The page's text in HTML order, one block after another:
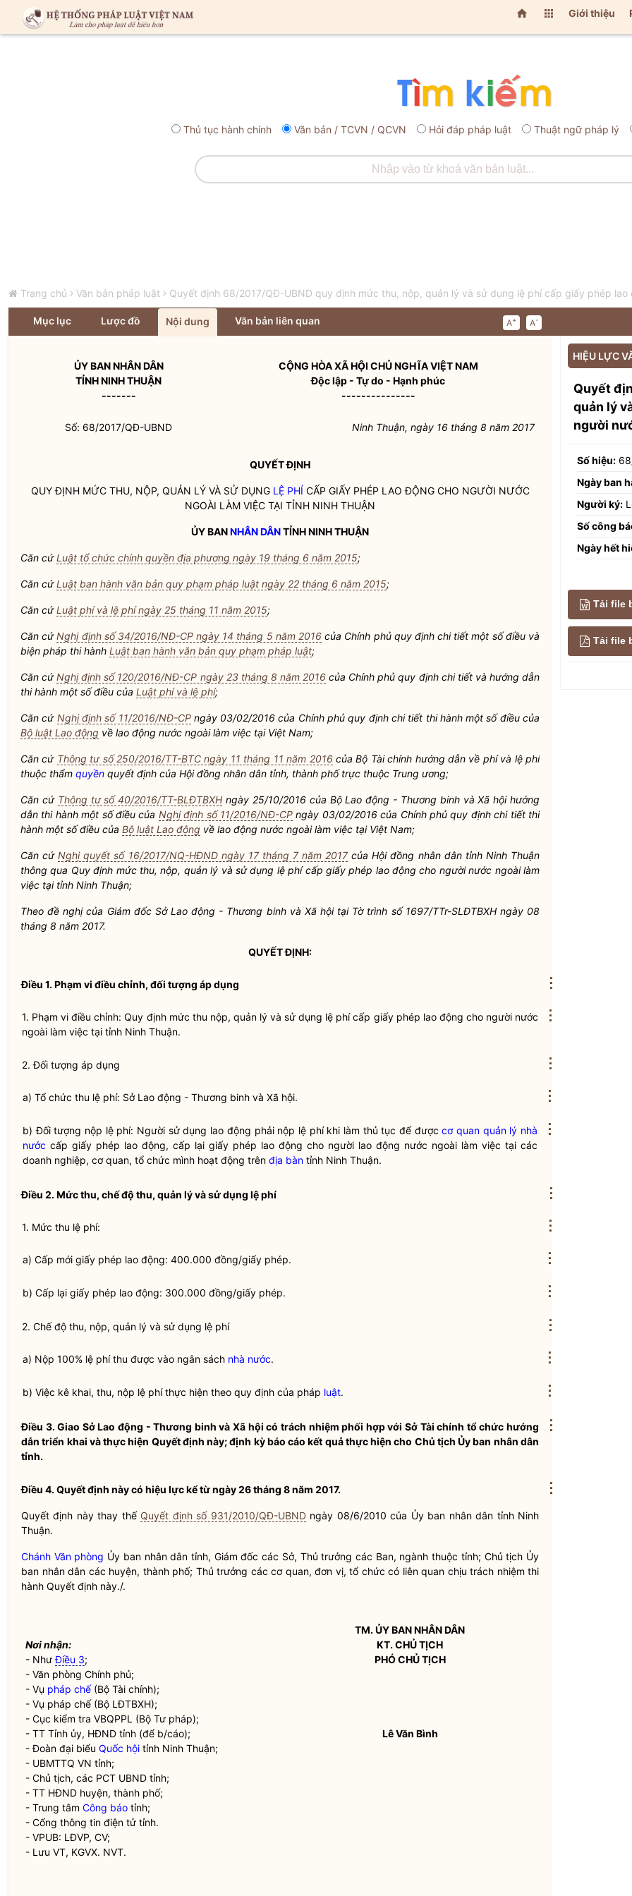
  Giới thiệu
Thủ tục hành chính Văn bản / TCVN / QCVN Hỏi đáp pháp luật Thuật ngữ pháp lý
Trang chủ Văn bản pháp luật Quyết định 68/2017/QĐ-UBND quy định mức thu, nộp, quản lý và sử dụng lệ phí cấp giấy phép
Mục lục Lược đồ Nội dung Văn bản liên quan A+ A-
ỦY BANNHÂN DÂN
TỈNH NINH THUẬN
-------
CỘNG HÒA XÃ HỘI CHỦ NGHĨA VIỆT NAM
Độc lập - Tự do - Hạnh phúc
---------------
Số: 68/2017/QĐ-UBND Ninh Thuận, ngày 16 tháng 8 năm 2017
QUYẾT ĐỊNH
QUY ĐỊNH MỨC THU, NỘP, QUẢN LÝ VÀ SỬ DỤNG LỆ PHÍ CẤP GIẤY PHÉP LAO ĐỘNG CHO NGƯỜI NƯỚC
NGOÀI LÀM VIỆC TẠI TỈNH NINH THUẬN
ỦY BANNHÂN DÂNTỈNH NINH THUẬN
Căn cứLuật tổ chức chính quyền địa phương ngày 19 tháng 6 năm 2015;
Căn cứLuật ban hành văn bản quy phạm pháp luật ngày 22 tháng 6 năm 2015;
Căn cứLuật phí và lệ phí ngày 25 tháng 11 năm 2015;
Căn cứNghị định số 34/2016/NĐ-CP ngày 14 tháng 5 năm 2016 của Chính phủ quy định chi tiết một số điều và
biện pháp thi hành Luật ban hành văn bản quy phạm pháp luật;
Căn cứNghị định số 120/2016/NĐ-CP ngày 23 tháng 8 năm 2016 của Chính phủ quy định chi tiết và hướng dẫn
thi hành một số điều của Luật phí và lệ phí;
Căn cứ Nghị định số 11/2016/NĐ-CPngày 03/02/2016 của Chính phủ quy định chi tiết thi hành một số điều của
Bộ luật Lao động về lao động nước ngoài làm việc tại Việt Nam;
Căn cứ Thông tư số 250/2016/TT-BTC ngày 11 tháng 11 năm 2016của Bộ Tài chính hướng dẫn về phí và lệ phí
thuộc thẩm quyền quyết định của Hội đồng nhân dân tỉnh, thành phố trực thuộc Trung ương;
Căn cứ Thông tư số 40/2016/TT-BLĐTBXH ngày 25/10/2016 của Bộ Lao động - Thương binh và Xã hội hướng
dẫn thi hành một số điều của Nghị định số 11/2016/NĐ-CP ngày 03/02/2016 của Chính phủ quy định chi tiết thi
hành một số điều của Bộ luật Lao động về lao động nước ngoài làm việc tại Việt Nam;
Căn cứNghị quyết số 16/2017/NQ-HĐND ngày 17 tháng 7 năm 2017của Hội đồng nhân dântỉnh Ninh Thuận
thông qua Quy định mức thu, nộp, quản lý và sử dụng lệ phícấp giấy phép lao động cho người nước ngoài làm
việc tại tỉnh Ninh Thuận;
Theo đề nghị của Giám đốc Sở Lao động - Thương binh và Xã hội tại Tờ trình số 1697/TTr-SLĐTBXH ngày 08
tháng 8 năm 2017.
QUYẾT ĐỊNH:
Điều 1. Phạm vi điều chỉnh, đối tượng áp dụng
1. Phạm vi điều chỉnh: Quy định mức thu nộp, quản lý và sử dụng lệ phícấp giấy phép lao động cho người nước
ngoài làm việc tại tỉnh Ninh Thuận.
2. Đối tượng áp dụng
a) Tổ chức thu lệ phí: Sở Lao động - Thương binh và Xã hội.
b) Đối tượng nộp lệ phí: Người sử dụng lao động phải nộp lệ phíkhi làm thủ tục để đượccơ quan quản lý nhà
nước cấp giấy phép lao động, cấp lại giấy phép lao động cho người lao động nước ngoài làm việc tại các
doanh nghiệp, cơ quan, tổ chức mình hoạt động trên địa bàn tỉnh Ninh Thuận.
Điều 2. Mức thu, chế độ thu, quản lý và sử dụng lệ phí
1. Mức thu lệ phí:
a) Cấp mới giấy phép lao động: 400.000 đồng/giấy phép.
b) Cấp lại giấy phép lao động: 300.000 đồng/giấy phép.
2. Chế độ thu, nộp, quản lý và sử dụng lệ phí
a) Nộp 100% lệ phíthu được vào ngân sách nhà nước.
b) Việc kê khai, thu, nộp lệ phíthực hiện theo quy định của pháp luật.
Điều 3.Giao Sở Lao động - Thương binh và Xã hội có trách nhiệm phối hợp với Sở Tài chính tổ chức hướng
dẫn triển khai và thực hiện Quyết định này; định kỳ báo cáo kết quả thực hiện cho Chủ tịch Ủy ban nhân dân
tỉnh.
Điều 4.Quyết định này có hiệu lực kể từ ngày 26 tháng 8 năm 2017.
Quyết định này thay thế Quyết định số 931/2010/QĐ-UBNDngày 08/6/2010 của Ủy ban nhân dân tỉnh Ninh
Thuận.
Chánh Văn phòng Ủy ban nhân dân tỉnh, Giám đốc các Sở, Thủ trưởng các Ban, ngành thuộc tỉnh; Chủ tịch Ủy
ban nhân dân các huyện, thành phố; Thủ trưởng các cơ quan, đơn vị, tổ chức có liên quan chịu trách nhiệm thi
hành Quyết định này./.
Nơi nhận:
- NhưĐiều 3;
- Văn phòng Chính phủ;
- Vụ pháp chế(Bộ Tài chính);
- Vụ pháp chế(Bộ LĐTBXH);
- Cục kiểm tra VBQPPL (Bộ Tư pháp);
- TT Tỉnh ủy, HĐND tỉnh (để b/cáo);
- Đoàn đại biểuQuốc hội tỉnh Ninh Thuận;
- UBMTTQ VN tỉnh;
- Chủ tịch, các PCT UBND tỉnh;
- TT HĐND huyện, thành phố;
- Trung tâmCông báo tỉnh;
- Cổng thông tin điện tử tỉnh.
- VPUB: LĐVP, CV;
- Lưu VT, KGVX. NVT.
TM. ỦY BANNHÂN DÂN
KT. CHỦ TỊCH
PHÓ CHỦ TỊCH
Lê Văn Bình
HIỆU LỰC
Quyết
quản lý
người
Số hiệu:
Ngày ban
Người ký:
Số công
Ngày hết
Tải file
Tải file
⋮
⋮
⋮
⋮
⋮
⋮
⋮
⋮
⋮
⋮
⋮
⋮
⋮
⋮